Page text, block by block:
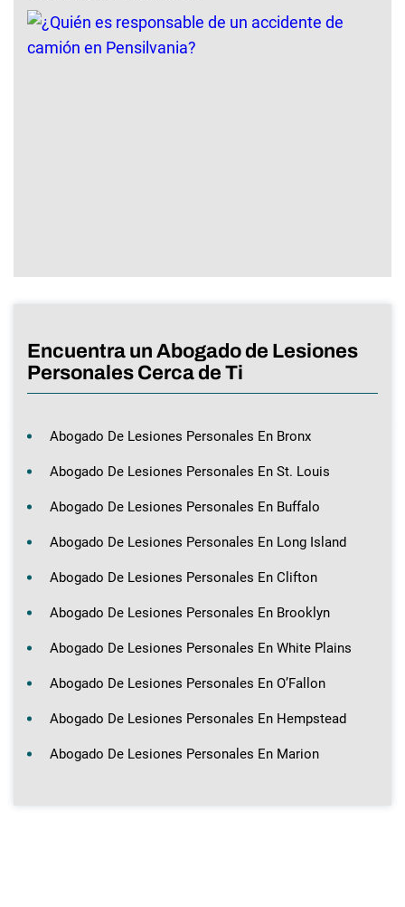
Encuentra un Abogado de Lesiones
Personales Cerca de Ti
Abogado De Lesiones Personales En Bronx
Abogado De Lesiones Personales En St. Louis
Abogado De Lesiones Personales En Buffalo
Abogado De Lesiones Personales En Long Island
Abogado De Lesiones Personales En Clifton
Abogado De Lesiones Personales En Brooklyn
Abogado De Lesiones Personales En White Plains
Abogado De Lesiones Personales En O’Fallon
Abogado De Lesiones Personales En Hempstead
Abogado De Lesiones Personales En Marion